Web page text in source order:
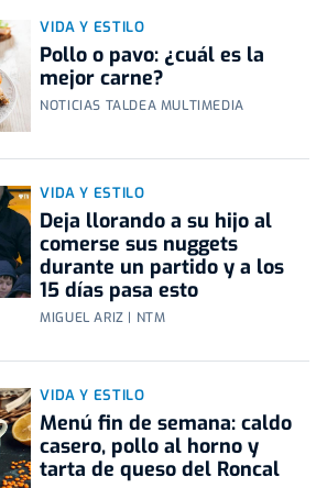
VIDA Y ESTILO
Pollo o pavo: ¿cuál es la
mejor carne?
NOTICIAS TALDEA MULTIMEDIA
VIDA Y ESTILO
Deja llorando a su hijo al
comerse sus nuggets
durante un partido y a los
15 días pasa esto
MIGUEL ARIZ | NTM
VIDA Y ESTILO
Menú fin de semana: caldo
casero, pollo al horno y
tarta de queso del Roncal